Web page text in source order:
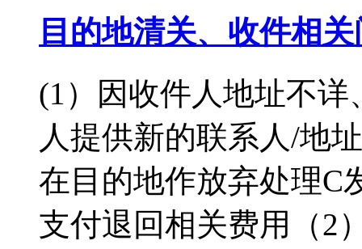
目的地清关、收件相
(1）因收件人地址不
人提供新的联系人/地
在目的地作放弃处理C
支付退回相关费用（2